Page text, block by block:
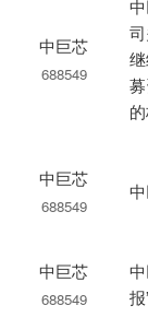
中巨芯
688549
中巨芯
688549
中巨芯
688549